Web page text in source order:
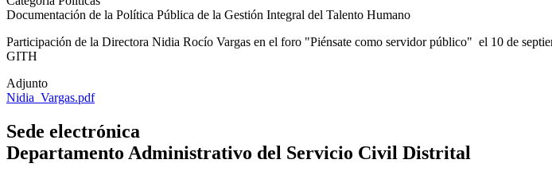
Documentación de la Política Pública de la Gestión Integral del Talento Humano
Participación de la Directora Nidia Rocío Vargas en el foro "Piénsate como servidor público" el 10 de
GITH
Adjunto
Nidia_Vargas.pdf
Sede electrónica
Departamento Administrativo del Servicio Civil Distrital